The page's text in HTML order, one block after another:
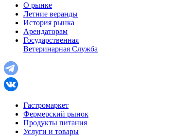
О рынке
Летние веранды
История рынка
Арендаторам
Государственная
Ветеринарная Служба
Гастромаркет
Фермерский рынок
Продукты питания
Услуги и товары